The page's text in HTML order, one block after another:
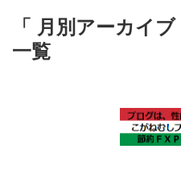
「 月別アーカイブ
一覧